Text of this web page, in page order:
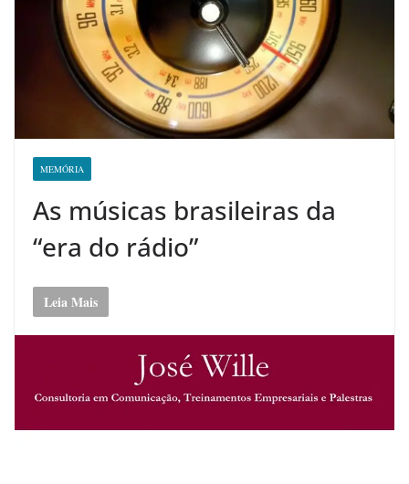
MEMÓRIA
As músicas brasileiras da
“era do rádio”
Leia Mais